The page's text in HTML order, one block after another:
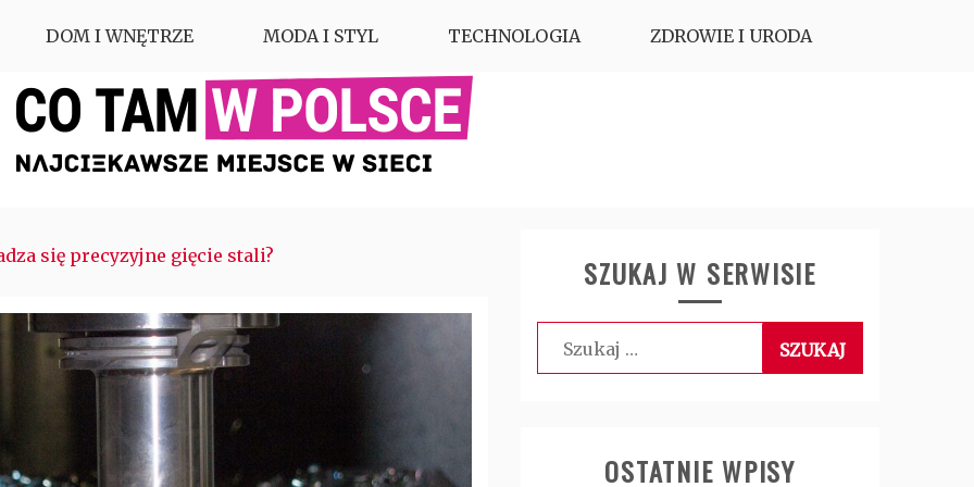
DOM I WNĘTRZE MODA I STYL TECHNOLOGIA ZDROWIE I URODA
się precyzyjne gięcie stali?
SZUKAJ W SERWISIE
Szukaj:
OSTATNIE WPISY